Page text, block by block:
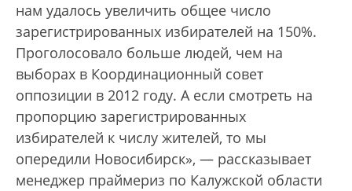
нам удалось увеличить общее число
зарегистрированных избирателей на 150%.
Проголосовало больше людей, чем на
выборах в Координационный совет
оппозиции в 2012 году. А если смотреть на
пропорцию зарегистрированных
избирателей к числу жителей, то мы
опередили Новосибирск», — рассказывает
менеджер праймериз по Калужской области